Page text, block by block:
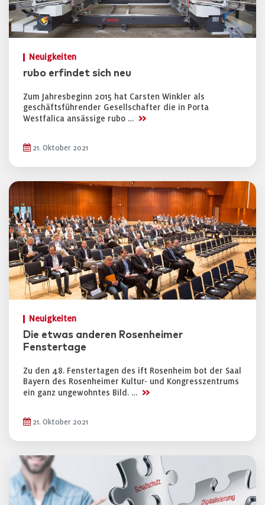
Neuigkeiten
rubo erfindet sich neu
Zum Jahresbeginn 2015 hat Carsten Winkler als
geschäftsführender Gesellschafter die in Porta
Westfalica ansässige rubo … >>
21. Oktober 2021
Neuigkeiten
Die etwas anderen Rosenheimer
Fenstertage
Zu den 48. Fenstertagen des ift Rosenheim bot der Saal
Bayern des Rosenheimer Kultur- und Kongresszentrums
ein ganz ungewohntes Bild. … >>
21. Oktober 2021